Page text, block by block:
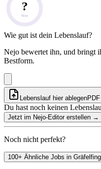
?
Note
Wie gut ist dein Lebenslauf?
Nejo bewertet ihn, und bringt
Bestform.
Lebenslauf hier ablegen
Du hast noch keinen
Jetzt im Nejo-Editor erstellen →
Noch nicht perfekt?
100+ Ähnliche Jobs in Gräfelfing